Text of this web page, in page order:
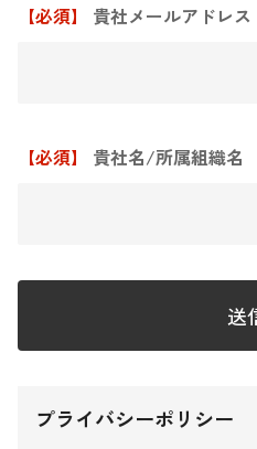
【必須】 貴社メールアドレス
【必須】 貴社名/所属組織名
プライバシーポリシー